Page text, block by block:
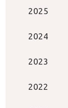
2025
2024
2023
2022